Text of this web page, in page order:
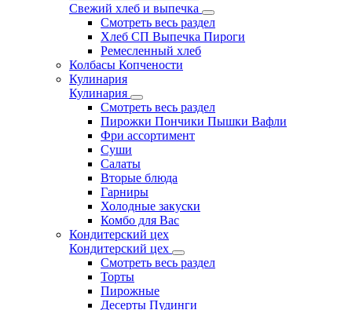
Свежий хлеб и выпечка
Смотреть весь раздел
Хлеб СП Выпечка Пироги
Ремесленный хлеб
Колбасы Копчености
Кулинария
Кулинария
Смотреть весь раздел
Пирожки Пончики Пышки Вафли
Фри ассортимент
Суши
Салаты
Вторые блюда
Гарниры
Холодные закуски
Комбо для Вас
Кондитерский цех
Кондитерский цех
Смотреть весь раздел
Торты
Пирожные
Десерты Пудинги